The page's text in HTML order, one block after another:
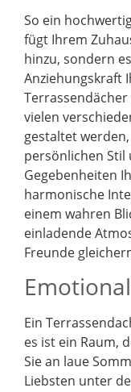
So ein
fügt Ihrem
hinzu, sondern
Anziehungskraft
vielen
gestaltet
persönlichen
Gegebenheiten
harmonische
einem wahren
einladende
Freunde
Ein
es ist ein Raum,
Sie an laue
Liebsten unter